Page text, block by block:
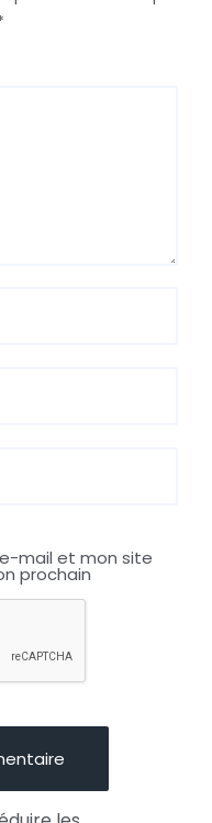
mail et mon site
prochain